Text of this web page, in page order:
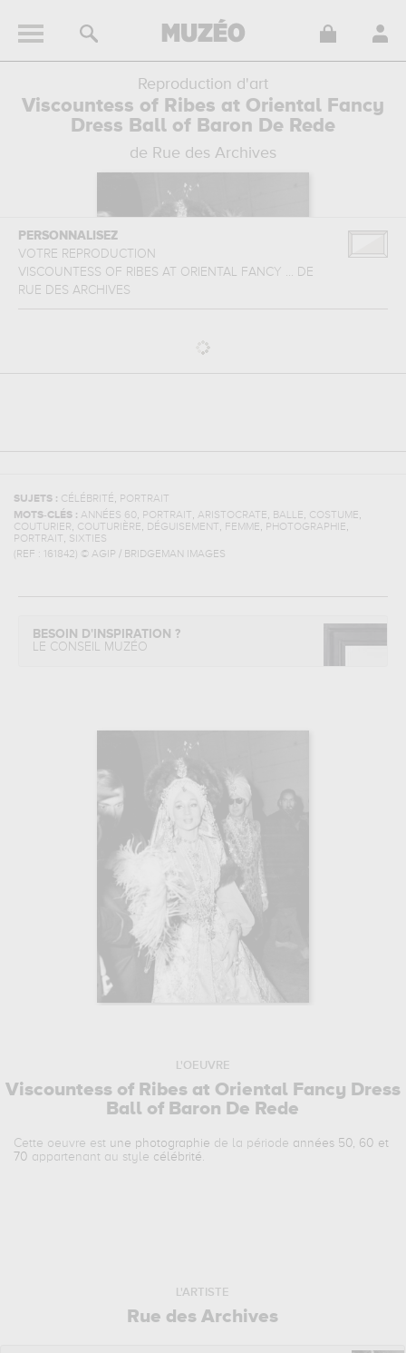
Reproduction d'art
Viscountess of Ribes at Oriental Fancy
Dress Ball of Baron De Rede
de Rue des Archives
PERSONNALISEZ
VOTRE REPRODUCTION
VISCOUNTESS OF RIBES AT ORIENTAL FANCY ... DE
RUE DES ARCHIVES
SUJETS : CÉLÉBRITÉ, PORTRAIT
MOTS-CLÉS : ANNÉES 60, PORTRAIT, ARISTOCRATE, BALLE, COSTUME,
COUTURIER, COUTURIÈRE, DÉGUISEMENT, FEMME, PHOTOGRAPHIE,
PORTRAIT, SIXTIES
(REF :
161842) © AGIP / BRIDGEMAN IMAGES
BESOIN D'INSPIRATION ?
LE CONSEIL MUZÉO
L'OEUVRE
Viscountess of Ribes at Oriental Fancy Dress
Ball of Baron De Rede
Cette oeuvre est une photographie de la période années 50, 60 et
70 appartenant au style célébrité.
L'ARTISTE
Rue des Archives